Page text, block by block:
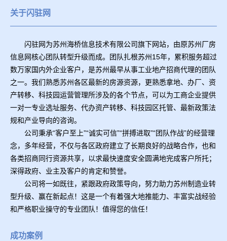
关于闪驻网
闪驻网为苏州海桥信息技术有限公司旗下网站，由原苏州厂房
信息网核心团队转型升级而成。团队扎根苏州15年，累积服务超过
数万家国内外企业客户，是苏州最早从事工业地产招商代理的团队
之一。我们熟悉苏州各区最新的房源资源，更熟悉拿地、办厂、资
产转移、科技园运营管理所涉及的各个节点，可以为工商企业提供
一对一专业选址服务、代办资产转移、科技园区托管、最新政策法
规和产业导向的咨询。
公司秉承“客户至上”“诚实可信”“拼搏进取”“团队作战”的经营理
念，多年经营，不仅与各区政府建立了长期良好的战略合作，也和
各类招商同行资源共享，以求最快速度安全圆满地完成客户所托；
深得政府、业主及客户的肯定和赞誉。
公司将一如既往，紧跟政府政策导向，努力助力苏州制造业转
型升级、赢在新起点！这是一个有着强大地推能力、丰富实战经验
和严格职业操守的专业团队！值得您的信任！
成功案例